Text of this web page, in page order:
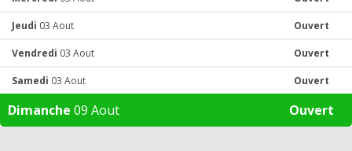
Jeudi 03 Aout Ouvert
Vendredi 03 Aout Ouvert
Samedi 03 Aout Ouvert
Dimanche 09 Aout Ouvert